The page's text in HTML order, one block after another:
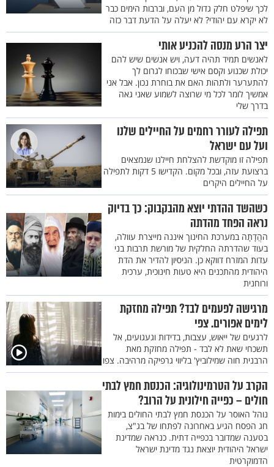
לכך שיפלט חלק גדול מן העם, וברבות הימים כבר
לא יקרא עם יהודי? לא יעלה על הדעת דבר כזה
יצר הרע מנסה להכניע אותי
לאנשים תמיד תהיה דעה, ויש אנשים שיש להם
יכולת שכנוע וקסם אישי שבכוחו לגרום לך
להתערער ולתהות האם את בוחרת נכון. אבל אני
אמשיך לומר לכל מי שרוצה לשמוע שאני גאה
בדרך שלי
תפילה לעורר רחמים על החיילים שלנו
ועל עם ישראל
תפילה זו מוקדשת להצלחת חיילנו שנמצאים
ברצועת עזה, ובכל מקום. הקדישו 5 דקות לתפילה
על החיילים היקרים
כשהשד ההדתי יוצא מהבקבוק: כך בדיוק
נראה הפחד מהדתה
ההֲדָתָה במערכת החינוך איננה מייצרת עוולה,
בעוד שהדרתה החלקית של מורשת תרבות בני
עדות המזרח דווקא כן. הניסיון להדיר את הדת
היהודית מהתכנים היא טעות חינוכית, ערכית
ורוחנית
מרגישה לפעמים לבד? תפילה מחזקת
לימים אפורים. צפי
לרגעים של ייאוש, עצבות, בדידות וגעגועים, אל
תשכחי שאת לא לבד - תפילה מחזקת מאת
הרבנית חוה שמילוביץ' בליווי גרפיקה מרהיבה. צפו
הקרב על הטרמינולוגיה: הכנסת חמץ לבתי
חולים – כפייה חילונית על הרוב?
נוהל האוסר על הכנסת חמץ לבתי החולים בימות
חג הפסח הגיע באחרונה לפתחו של בג"צ,
בטענה שמדובר בכפייה דתית. כנראה שמדינת
ישראל היהודית יוצאת נגד מדינת ישראל
הדמוקרטית